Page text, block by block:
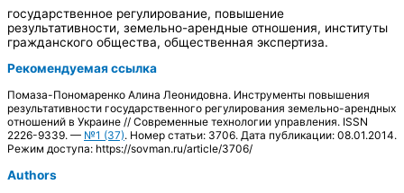
государственное регулирование, повышение
результативности, земельно-арендные отношения, институты
гражданского общества, общественная экспертиза.
Рекомендуемая ссылка
Помаза-Пономаренко Алина Леонидовна. Инструменты повышения
результативности государственного регулирования земельно-арендных
отношений в Украине // Современные технологии управления. ISSN
2226-9339. — №1 (37). Номер статьи: 3706. Дата публикации: 08.01.2014.
Режим доступа: https://sovman.ru/article/3706/
Authors